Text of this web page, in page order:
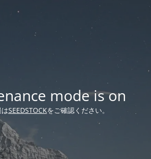
mode is on
SEEDSTOCKをご確認ください。